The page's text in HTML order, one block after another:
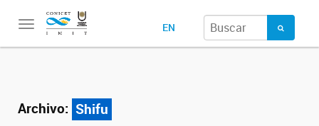
Toggle
EN
Archivo: Shifu